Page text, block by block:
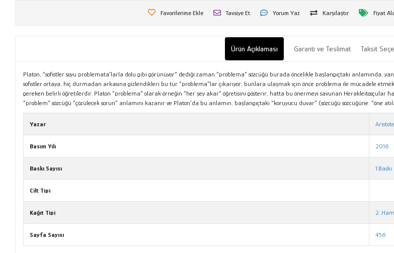
Favorilerime Ekle Tavsiye Et Yorum Yaz Karşılaştır Fiyat
Ürün Açıklaması Garanti ve Teslimat Taksit
Platon, “sofistler soyu problemata’larla dolu gibi görünüyor” dediği zaman “problema” sözcüğü burada öncelikle başlangıçtaki anlamında,
sofistler ortaya, hiç durmadan arkasına gizlendikleri bu tür “problema”lar çıkarıyor; bunlara ulaşmak için önce problema ile mücadele
gereken belirli öğretilerdir. Platon “problema” olarak örneğin “her şey akar” öğretisini gösterir, hatta bu önermeyi savunan Herakleitosçular
“problem” sözcüğü “çözülecek sorun” anlamını kazanır ve Platon’da bu anlamın, başlangıçtaki “koruyucu duvar” (sözcüğü sözcüğüne: “öne
Yazar
Basım Yılı 2016
Baskı Sayısı 1.Baskı
Cilt Tipi
Kağıt Tipi 2.
Sayfa Sayısı 456